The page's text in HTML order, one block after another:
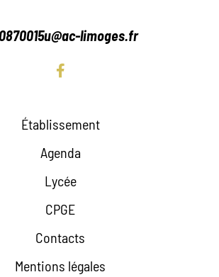
Établissement
Agenda
Lycée
CPGE
Contacts
Mentions légales
limoges.fr